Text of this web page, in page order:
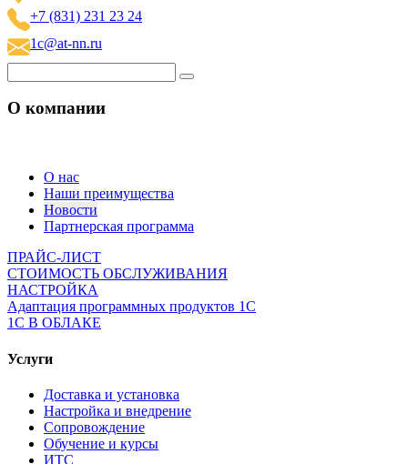
+7 (831) 231 23 24
1c@at-nn.ru
О компании
О нас
Наши преимущества
Новости
Партнерская программа
ПРАЙС-ЛИСТ
СТОИМОСТЬ ОБСЛУЖИВАНИЯ
НАСТРОЙКА
Адаптация программных продуктов 1С
1С В ОБЛАКЕ
Услуги
Доставка и установка
Настройка и внедрение
Сопровождение
Обучение и курсы
ИТС